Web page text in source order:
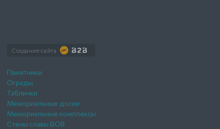
Создание сайта
Памятники
Ограды
Таблички
Мемориальные доски
Мемориальные комплексы
Стены славы ВОВ